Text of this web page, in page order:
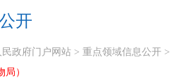
开
政府门户网站 > 重点领域信息公开 >
）